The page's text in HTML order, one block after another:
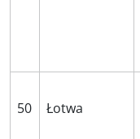
50 Łotwa